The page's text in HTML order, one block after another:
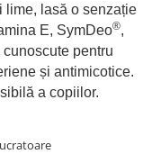
lime, lasă o senzație
E, SymDeo®,
pentru
și antimicotice.
a copiilor.